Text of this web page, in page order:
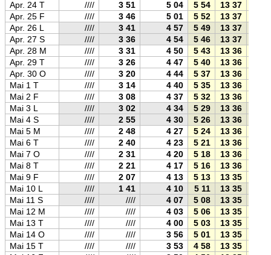
Apr. 24 T
//// 3 51 5 04 5 54 13 37
Apr. 25 F
//// 3 46 5 01 5 52 13 37
Apr. 26 L
//// 3 41 4 57 5 49 13 37
Apr. 27 S
//// 3 36 4 54 5 46 13 37
Apr. 28 M
//// 3 31 4 50 5 43 13 36
Apr. 29 T
//// 3 26 4 47 5 40 13 36
Apr. 30 O
//// 3 20 4 44 5 37 13 36
Mai 1 T
//// 3 14 4 40 5 35 13 36
Mai 2 F
//// 3 08 4 37 5 32 13 36
Mai 3 L
//// 3 02 4 34 5 29 13 36
Mai 4 S
//// 2 55 4 30 5 26 13 36
Mai 5 M
//// 2 48 4 27 5 24 13 36
Mai 6 T
//// 2 40 4 23 5 21 13 36
Mai 7 O
//// 2 31 4 20 5 18 13 36
Mai 8 T
//// 2 21 4 17 5 16 13 36
Mai 9 F
//// 2 07 4 13 5 13 13 35
Mai 10 L
//// 1 41 4 10 5 11 13 35
Mai 11 S
//// //// 4 07 5 08 13 35
Mai 12 M
//// //// 4 03 5 06 13 35
Mai 13 T
//// //// 4 00 5 03 13 35
Mai 14 O
//// //// 3 56 5 01 13 35
Mai 15 T
//// //// 3 53 4 58 13 35